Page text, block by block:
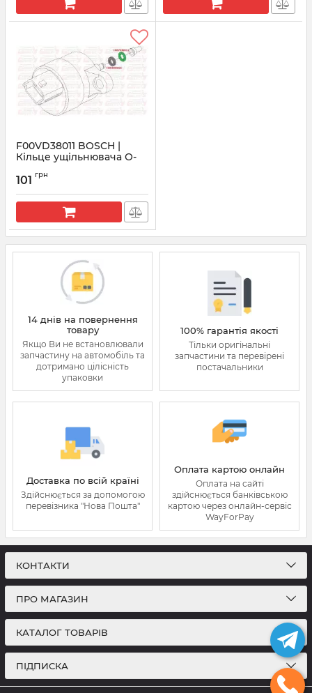
F00VD38011 BOSCH |
Кільце ущільнювача О-
Артикул:
101 грн
14 днів на повернення
товару
Якщо Ви не встановлювали
запчастину на автомобіль та
дотримано цілісність
упаковки
100% гарантія якості
Тільки оригінальні
запчастини та перевірені
постачальники
Доставка по всій країні
Здійснюється за допомогою
перевізника "Нова Пошта"
Оплата картою онлайн
Оплата на сайті
здійснюється банківською
картою через онлайн-сервіс
WayForPay
КОНТАКТИ
ПРО МАГАЗИН
КАТАЛОГ ТОВАРІВ
ПІДПИСКА